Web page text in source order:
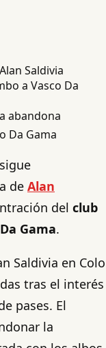
abandona
Da Gama
sigue
de Alan
del club
Gama.
Saldivia en Colo
tras el interés
pases. El
la